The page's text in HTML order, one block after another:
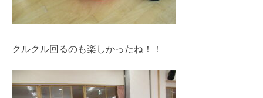
クルクル回るのも楽しかったね！！